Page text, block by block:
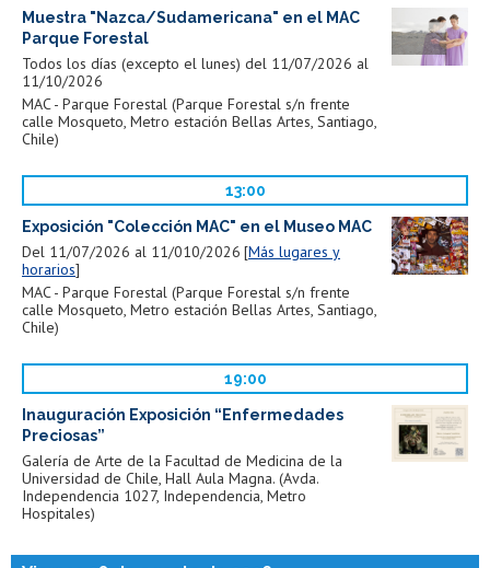
Muestra "Nazca/Sudamericana" en el MAC
Parque Forestal
Todos los días (excepto el lunes) del 11/07/2026 al
11/10/2026
MAC - Parque Forestal (Parque Forestal s/n frente
calle Mosqueto, Metro estación Bellas Artes, Santiago,
Chile)
13:00
Exposición "Colección MAC" en el Museo MAC
Del 11/07/2026 al 11/010/2026 Más lugares y
horarios
MAC - Parque Forestal (Parque Forestal s/n frente
calle Mosqueto, Metro estación Bellas Artes, Santiago,
Chile)
19:00
Inauguración Exposición “Enfermedades
Preciosas”
Galería de Arte de la Facultad de Medicina de la
Universidad de Chile, Hall Aula Magna. (Avda.
Independencia 1027, Independencia, Metro
Hospitales)